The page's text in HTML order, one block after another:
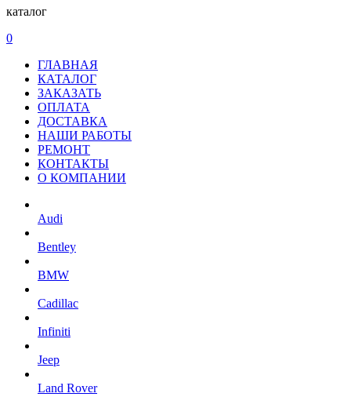
каталог
0
ГЛАВНАЯ
КАТАЛОГ
ЗАКАЗАТЬ
ОПЛАТА
ДОСТАВКА
НАШИ РАБОТЫ
РЕМОНТ
КОНТАКТЫ
О КОМПАНИИ
Audi
Bentley
BMW
Cadillac
Infiniti
Jeep
Land Rover